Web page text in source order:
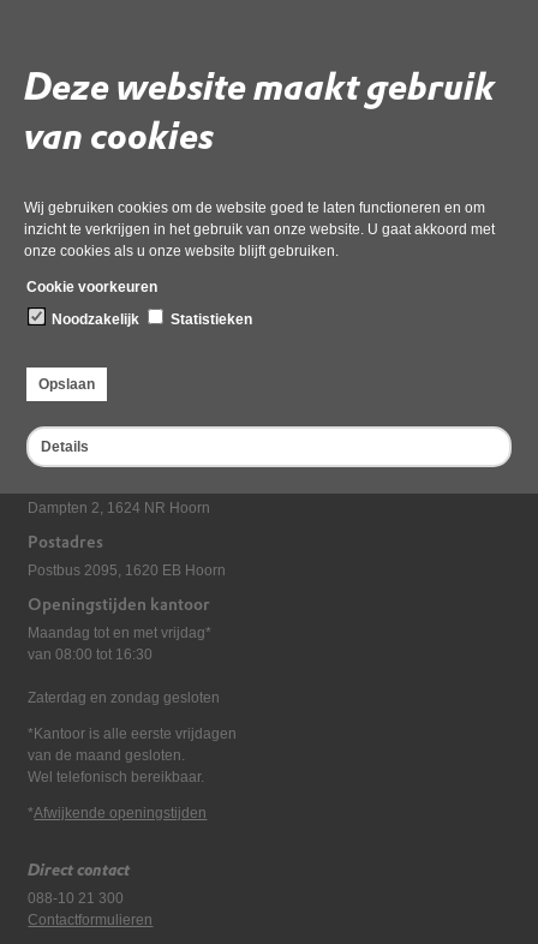
Deze website maakt gebruik
van cookies
Wij gebruiken cookies om de website goed te laten functioneren en om
inzicht te verkrijgen in het gebruik van onze website. U gaat akkoord met
onze cookies als u onze website blijft gebruiken.
Cookie voorkeuren
Noodzakelijk
Statistieken
Opslaan
Details
Gebruik de onderstaande link om het document te downloaden.
Download ‘12. aanvraag Gebiedsbescherming ivm aanleg natte
Deel deze pagina
Dampten 2, 1624 NR Hoorn
Postadres
Postbus 2095, 1620 EB Hoorn
Openingstijden kantoor
Maandag tot en met vrijdag*
van 08:00 tot 16:30
Zaterdag en zondag gesloten
*Kantoor is alle eerste vrijdagen
van de maand gesloten.
Wel telefonisch bereikbaar.
*Afwijkende openingstijden
Direct contact
088-10 21 300
Contactformulieren